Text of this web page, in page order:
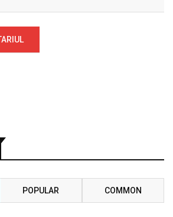
POPULAR COMMON